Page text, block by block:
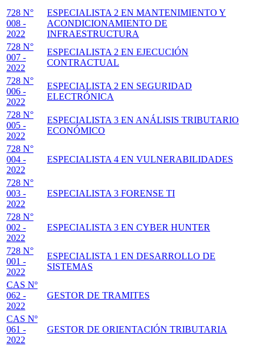
728 N°
008 -
2022
ESPECIALISTA 2 EN MANTENIMIENTO Y
ACONDICIONAMIENTO DE
INFRAESTRUCTURA
728 N°
007 -
2022
ESPECIALISTA 2 EN EJECUCIÓN
CONTRACTUAL
728 N°
006 -
2022
ESPECIALISTA 2 EN SEGURIDAD
ELECTRÓNICA
728 N°
005 -
2022
ESPECIALISTA 3 EN ANÁLISIS TRIBUTARIO
ECONÓMICO
728 N°
004 -
2022
ESPECIALISTA 4 EN VULNERABILIDADES
728 N°
003 -
2022
ESPECIALISTA 3 FORENSE TI
728 N°
002 -
2022
ESPECIALISTA 3 EN CYBER HUNTER
728 N°
001 -
2022
ESPECIALISTA 1 EN DESARROLLO DE
SISTEMAS
CAS Nº
062 -
2022
GESTOR DE TRAMITES
CAS Nº
061 -
2022
GESTOR DE ORIENTACIÓN TRIBUTARIA